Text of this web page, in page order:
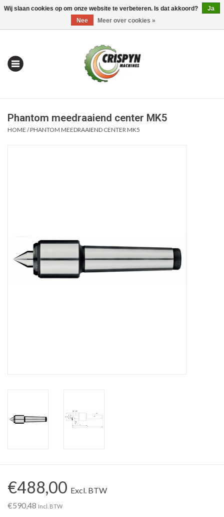
0 Artikelen - €0,00 Mijn account / Registreren
Alles om te Frezen |
Alles om te Draaien |
Verspaanbaar materiaal |
Machines |
Phantom meedraaiend center MK5
HOME /PHANTOM MEEDRAAIEND CENTER MK5
€488,00 Excl. BTW
€590,48 Incl. BTW
Wij slaan cookies op om onze website te verbeteren. Is dat akkoord?
Ja
Nee
Meer over cookies »